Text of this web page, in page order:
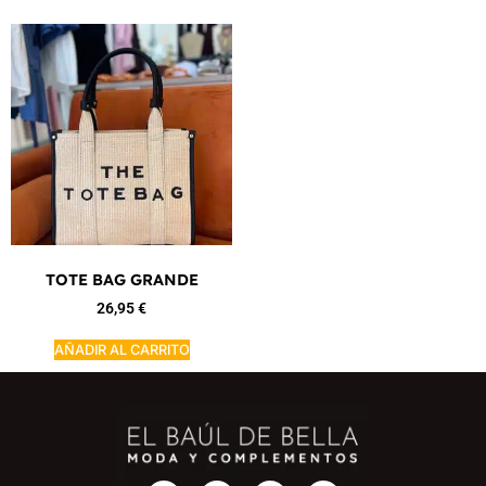
TOTE BAG GRANDE
26,95€
AÑADIR AL CARRITO